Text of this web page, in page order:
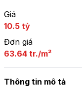
Giá
10.5 tỷ
Đơn giá
63.64 tr./m²
Thông tin mô tả